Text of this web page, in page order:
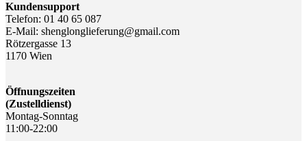
Kundensupport
Telefon: 01 40 65 087
E-Mail: shenglonglieferung@gmail.com
Rötzergasse 13
1170 Wien
Öffnungszeiten
(Zustelldienst)
Montag-Sonntag
11:00-22:00